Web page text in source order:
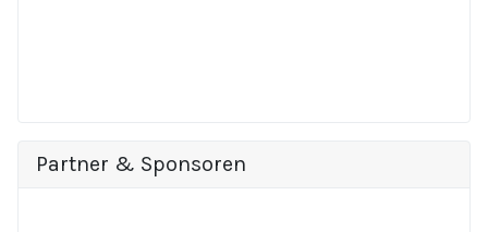
Partner & Sponsoren